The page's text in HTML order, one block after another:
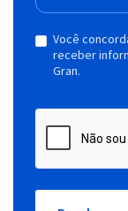
Você
receber
Gran.